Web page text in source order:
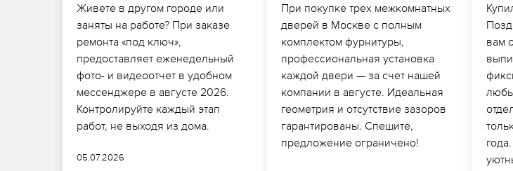
Живете в другом городе или
заняты на работе? При заказе
ремонта «под ключ»,
предоставляет еженедельный
фото- и видеоотчет в удобном
мессенджере в августе 2026.
Контролируйте каждый этап
работ, не выходя из дома.
05.07.2026
При покупке трех межкомнатных
дверей в Москве с полным
комплектом фурнитуры,
профессиональная установка
каждой двери — за счет нашей
компании в августе. Идеальная
геометрия и отсутствие зазоров
гарантированы. Спешите,
предложение ограничено!
вам